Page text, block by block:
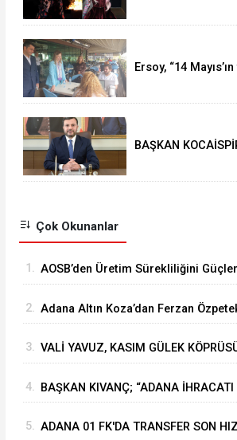
Ersoy, “14
BAŞKAN
Çok Okunanlar
1. ⁠AOSB’den Üretim Sürekliliğini
2. Adana Altın Koza’dan Ferzan
3. VALİ YAVUZ, KASIM GÜLEK
4. BAŞKAN KIVANÇ; “ADANA
5. ADANA 01 FK'DA TRANSFER SON